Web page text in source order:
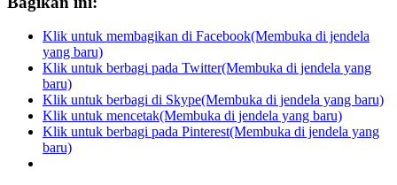
Klik untuk membagikan di Facebook(Membuka di jendela
yang baru)
Klik untuk berbagi pada Twitter(Membuka di jendela yang
baru)
Klik untuk berbagi di Skype(Membuka di jendela yang baru)
Klik untuk mencetak(Membuka di jendela yang baru)
Klik untuk berbagi pada Pinterest(Membuka di jendela yang
baru)